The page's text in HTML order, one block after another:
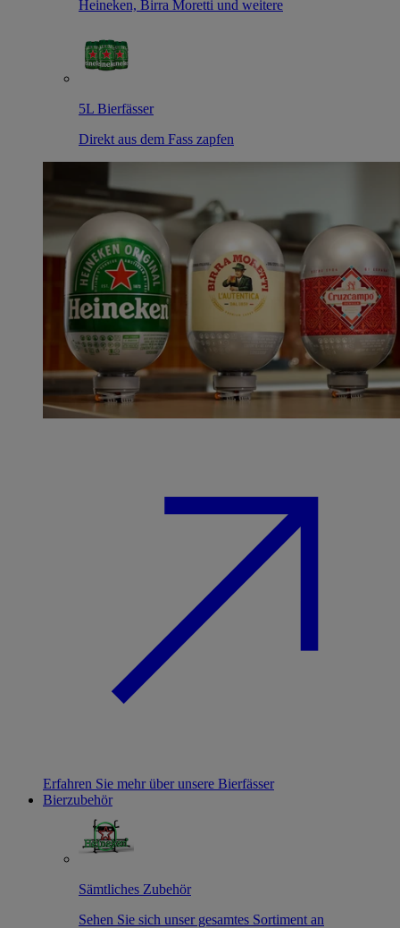
Heineken, Birra Moretti und weitere
5L Bierfässer
Direkt aus dem Fass zapfen
Erfahren Sie mehr über unsere Bierfässer
Bierzubehör
Sämtliches Zubehör
Sehen Sie sich unser gesamtes Sortiment an